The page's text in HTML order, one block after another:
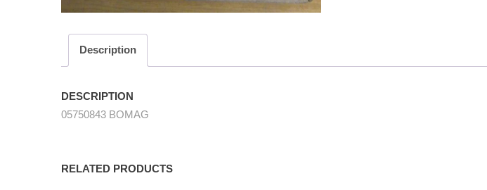
Description
DESCRIPTION
05750843 BOMAG
RELATED PRODUCTS